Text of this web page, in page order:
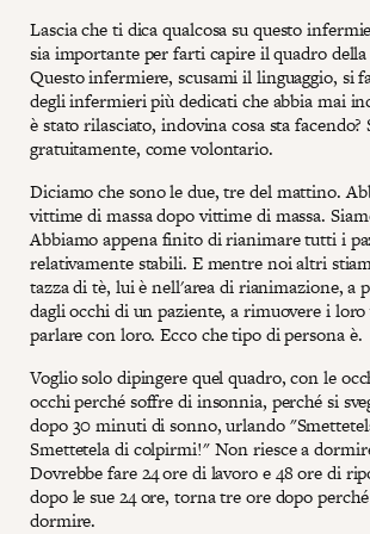
Lascia che ti dica qualcosa su questo
sia importante per farti capire il quadro
Questo infermiere, scusami il linguaggio, si
degli infermieri più dedicati che abbia mai
è stato rilasciato, indovina cosa sta facendo?
gratuitamente, come volontario.
Diciamo che sono le due, tre del mattino.
vittime di massa dopo vittime di massa.
Abbiamo appena finito di rianimare tutti i
relativamente stabili. E mentre noi altri
tazza di tè, lui è nell'area di rianimazione, a
dagli occhi di un paziente, a rimuovere i
parlare con loro. Ecco che tipo di persona è.
Voglio solo dipingere quel quadro, con le
occhi perché soffre di insonnia, perché si
dopo 30 minuti di sonno, urlando
Smettetela di colpirmi!" Non riesce a
Dovrebbe fare 24 ore di lavoro e 48 ore di
dopo le sue 24 ore, torna tre ore dopo
dormire.